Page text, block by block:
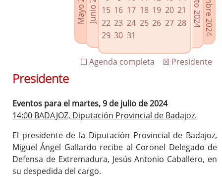
Agenda de Presidencia
Plenos provinciales y Juntas de gobierno
Oficina de Proyectos Europeos
15 16 17 18 19 20 21
22 23 24 25 26 27 28
29 30 31
☒ Presidente
☐ Agenda completa
Presidente
Eventos para el martes, 9 de julio de 2024
14:00 BADAJOZ, Diputación Provincial de Badajoz.
El presidente de la Diputación Provincial de Badajoz,
Miguel Ángel Gallardo recibe al Coronel Delegado de
Defensa de Extremadura, Jesús Antonio Caballero, en
su despedida del cargo.